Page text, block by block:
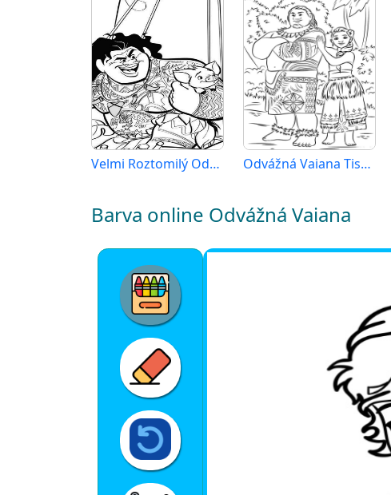
Velmi Roztomilý Odvážná Vaiana Odvážná Vaiana Tisknutelný
Barva online Odvážná Vaiana